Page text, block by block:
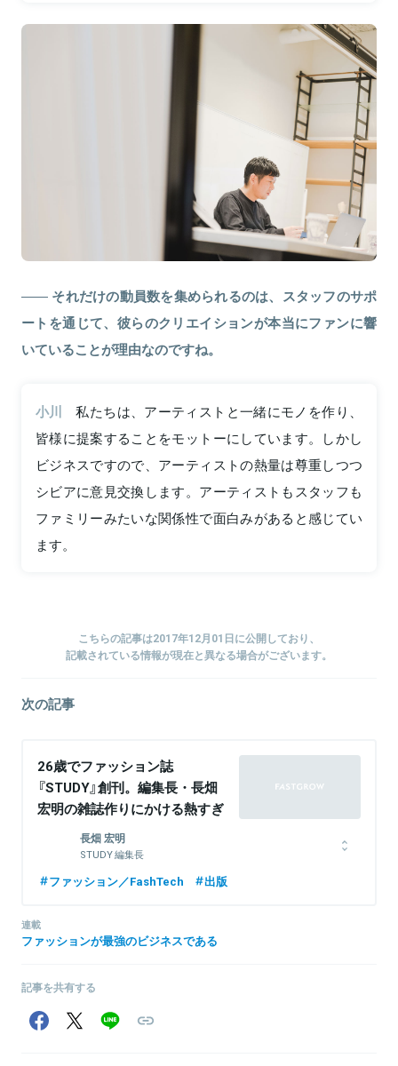
それだけの動員数を集められるのは、スタッフのサポ
ートを通じて、彼らのクリエイションが本当にファンに響
いていることが理由なのですね。
小川
私たちは、アーティストと一緒にモノを作り、
皆様に提案することをモットーにしています。しかし
ビジネスですので、アーティストの熱量は尊重しつつ
シビアに意見交換します。アーティストもスタッフも
ファミリーみたいな関係性で面白みがあると感じてい
ます。
こちらの記事は2017年12月01日に公開しており、
記載されている情報が現在と異なる場合がございます。
次の記事
26歳でファッション誌
『STUDY』創刊。編集長・長畑
宏明の雑誌作りにかける熱すぎ
るクリエイティビティ
長畑 宏明
STUDY 編集長
大学在学中に音楽誌でライターとして活動。卒業後、ファッション
ウェブサービスの企業に入社しアプリ、システム、サイト運営を担
する傍ら、26歳のときに『STUDY』を創刊。編集者として忙しい毎
日を送るなか、現在もライターとして『THE FASHION POST』など
関連情報をみる
ファッション／FashTech 出版
連載
ファッションが最強のビジネスである
記事を共有する